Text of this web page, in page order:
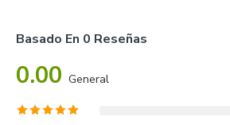
Basado En 0 Reseñas
0.00 General